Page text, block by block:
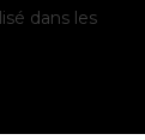
dans les